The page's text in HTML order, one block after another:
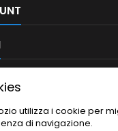
utilizza i cookie per
di navigazione.